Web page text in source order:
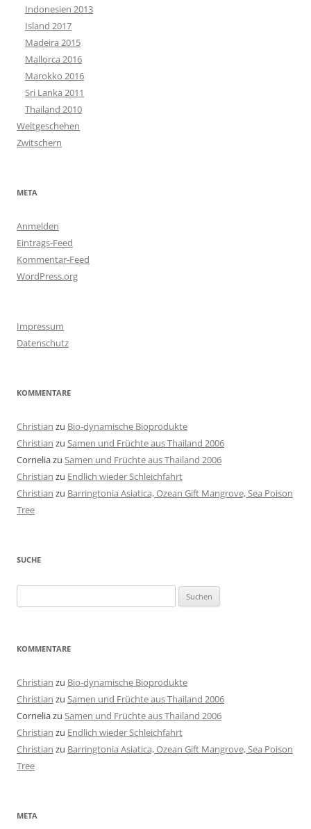
Indonesien 2013
Island 2017
Madeira 2015
Mallorca 2016
Marokko 2016
Sri Lanka 2011
Thailand 2010
Weltgeschehen
Zwitschern
META
Anmelden
Eintrags-Feed
Kommentar-Feed
WordPress.org
Impressum
Datenschutz
KOMMENTARE
Christian zu Bio-dynamische Bioprodukte
Christian zu Samen und Früchte aus Thailand 2006
Corneliazu Samen und Früchte aus Thailand 2006
Christian zu Endlich wieder Schleichfahrt
Christian zu Barringtonia Asiatica, Ozean Gift Mangrove, Sea Poison
Tree
SUCHE
nach:
KOMMENTARE
Christian zu Bio-dynamische Bioprodukte
Christian zu Samen und Früchte aus Thailand 2006
Corneliazu Samen und Früchte aus Thailand 2006
Christian zu Endlich wieder Schleichfahrt
Christian zu Barringtonia Asiatica, Ozean Gift Mangrove, Sea Poison
Tree
META